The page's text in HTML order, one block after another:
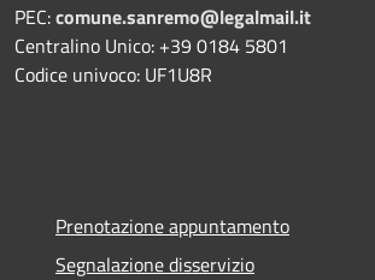
PEC:comune.sanremo@legalmail.it
Centralino Unico: +39 0184 5801
Codice univoco: UF1U8R
Prenotazione appuntamento
Segnalazione disservizio